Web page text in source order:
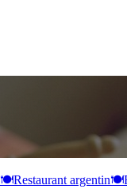
🍽️Restaurant argentin🍽️